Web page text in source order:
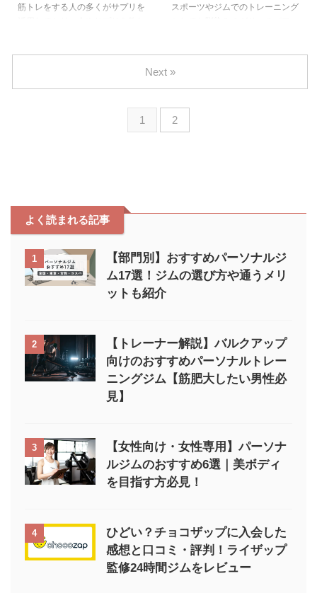
い 食が細い 太るためには摂取カ
必見です！ 女性向けのプロテイ
筋トレをする人の多くがサプリを
いるでしょう。 そこで今回は筋
トレにサプリがいらないと言われ
る理由や、サプリを飲むメリット
について解説していきます。 筋
なマーケティング 効果を感じに
くいものもある 価格に見合う価
値があるか疑問 食事で代替でき
スポーツやジムでのトレーニング
だ筆者が口コミ評判や筋トレ効
果、成分などをレビューしていき
ます。 グリコのパワープロダク
ションのCCDをレビュー グリコ
のCCDを実際に飲んだ感想をレ
1 2
Next »
よく読まれる記事
1
【部門別】おすすめパーソナルジ
ム17選！ジムの選び方や通うメリ
ットも紹介
2
【トレーナー解説】バルクアップ
向けのおすすめパーソナルトレー
ニングジム【筋肥大したい男性必
見】
3
【女性向け・女性専用】パーソナ
ルジムのおすすめ6選｜美ボディ
を目指す方必見！
4
ひどい？チョコザップに入会した
感想と口コミ・評判！ライザップ
監修24時間ジムをレビュー